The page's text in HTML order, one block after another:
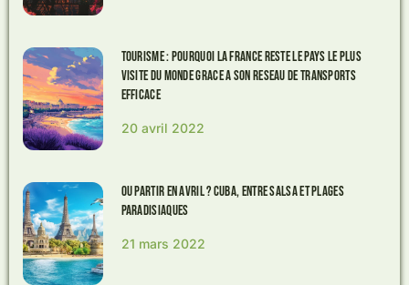
Tourisme : pourquoi la France reste le pays le plus
visite du monde grace a son reseau de transports
efficace
20 avril 2022
Ou partir en avril ? Cuba, entre salsa et plages
paradisiaques
21 mars 2022